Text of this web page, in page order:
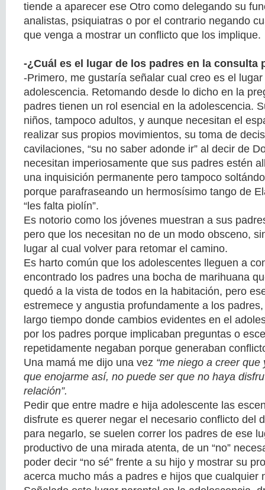
tiende a aparecer ese Otro como delegando su
analistas, psiquiatras o por el contrario negando
que venga a mostrar un conflicto que los implique.
-¿Cuál es el lugar de los padres en la consulta
-Primero, me gustaría señalar cual creo es el
adolescencia. Retomando desde lo dicho en la
padres tienen un rol esencial en la adolescencia.
niños, tampoco adultos, y aunque necesitan el
realizar sus propios movimientos, su toma de
cavilaciones, “su no saber adonde ir” al decir de
necesitan imperiosamente que sus padres estén
una inquisición permanente pero tampoco
porque parafraseando un hermosísimo tango de
“les falta piolín”.
Es notorio como los jóvenes muestran a sus
pero que los necesitan no de un modo obsceno,
lugar al cual volver para retomar el camino.
Es harto común que los adolescentes lleguen a
encontrado los padres una bocha de marihuana
quedó a la vista de todos en la habitación, pero
estremece y angustia profundamente a los
largo tiempo donde cambios evidentes en el
por los padres porque implicaban preguntas o
repetidamente negaban porque generaban
Una mamá me dijo una vez “me niego a creer
que enojarme así, no puede ser que no haya
relación”.
Pedir que entre madre e hija adolescente las
disfrute es querer negar el necesario conflicto del
para negarlo, se suelen correr los padres de ese
productivo de una mirada atenta, de un “no”
poder decir “no sé” frente a su hijo y mostrar su
acerca mucho más a padres e hijos que cualquier